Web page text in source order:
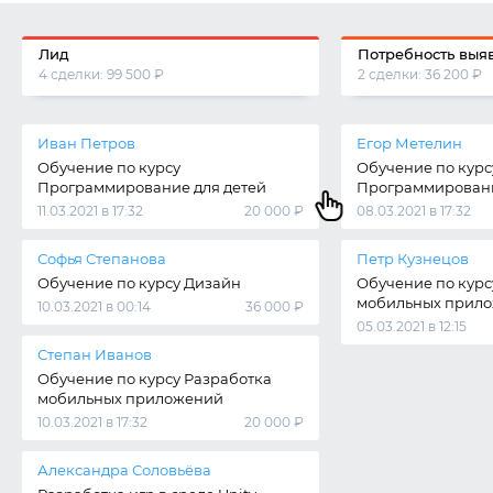
Лид
4 сделки: 99 500 ₽
Иван Петров
Обучение по курсу
Программирование для детей
11.03.2021 в 17:32 20 000 ₽
Софья Степанова
Обучение по курсу Дизайн
10.03.2021 в 00:14 36 000 ₽
Степан Иванов
Обучение по курсу Разработка
мобильных приложений
10.03.2021 в 17:32 20 000 ₽
Александра Соловьёва
Потребность
2 сделки: 36 200 ₽
Егор Метелин
Обучение по
08.03.2021 в 17:32
Петр Кузнецов
Обучение по
мобильных
05.03.2021 в 12:15